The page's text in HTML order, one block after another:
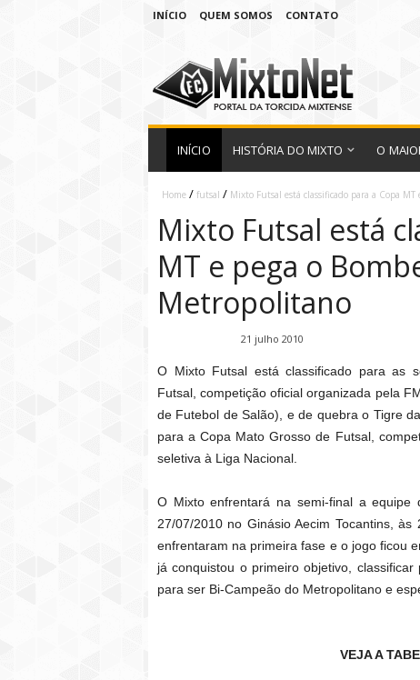
INÍCIO QUEM SOMOS CONTATO
INÍCIO HISTÓRIA DO MIXTO O
Home / futsal / Mixto Futsal está classificado para a Copa
Mixto Futsal está
MT e pega o
Metropolitano
21 julho 2010
O Mixto Futsal está classificado para as
Futsal, competição oficial organizada pela
de Futebol de Salão), e de quebra o Tigre
para a Copa Mato Grosso de Futsal,
seletiva à Liga Nacional.
O Mixto enfrentará na semi-final a equipe
27/07/2010 no Ginásio Aecim Tocantins,
enfrentaram na primeira fase e o jogo ficou
já conquistou o primeiro objetivo,
para ser Bi-Campeão do Metropolitano e
VEJA A